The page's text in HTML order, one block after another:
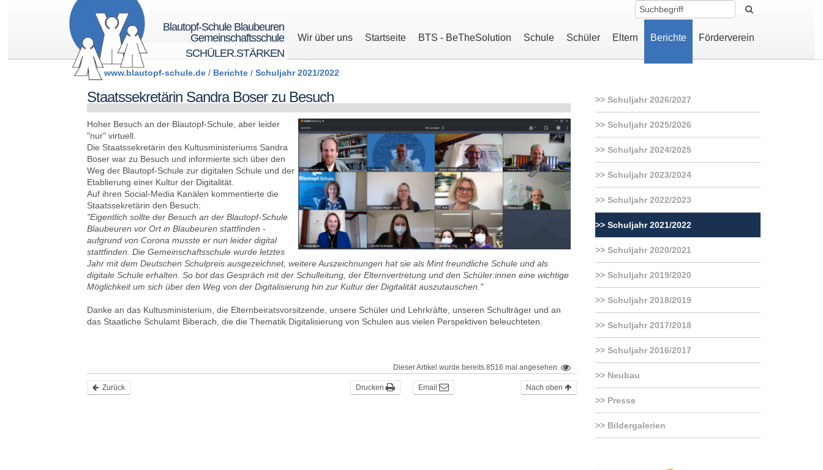
Blautopf-Schule Blaubeuren
Gemeinschaftsschule
SCHÜLER.STÄRKEN
Wir über uns Startseite BTS - BeTheSolution Schule Schüler Eltern Berichte Förderverein
www.blautopf-schule.de / Berichte / Schuljahr 2021/2022
Staatssekretärin Sandra Boser zu Besuch
Hoher Besuch an der Blautopf-Schule, aber leider
"nur" virtuell.
Die Staatssekretärin des Kultusministeriums Sandra
Boser war zu Besuch und informierte sich über den
Weg der Blautopf-Schule zur digitalen Schule und der
Etablierung einer Kultur der Digitalität.
Auf ihren Social-Media Kanälen kommentierte die
Staatssekretärin den Besuch:
"Eigentlich sollte der Besuch an der Blautopf-Schule
Blaubeuren vor Ort in Blaubeuren stattfinden -
aufgrund von Corona musste er nun leider digital
stattfinden. Die Gemeinschaftsschule wurde letztes
Jahr mit dem Deutschen Schulpreis ausgezeichnet, weitere Auszeichnungen hat sie als Mint freundliche Schule und als
digitale Schule erhalten. So bot das Gespräch mit der Schulleitung, der Elternvertretung und den Schüler:innen eine wichtige
Möglichkeit um sich über den Weg von der Digitalisierung hin zur Kultur der Digitalität auszutauschen."
Danke an das Kultusministerium, die Elternbeiratsvorsitzende, unsere Schüler und Lehrkräfte, unseren Schulträger und an
das Staatliche Schulamt Biberach, die die Thematik Digitalisierung von Schulen aus vielen Perspektiven beleuchteten.
Dieser Artikel wurde bereits 8516 mal angesehen.
Zurück Nach oben
Email
Drucken
Schuljahr 2026/2027
Schuljahr 2025/2026
Schuljahr 2024/2025
Schuljahr 2023/2024
Schuljahr 2022/2023
Schuljahr 2021/2022
Schuljahr 2020/2021
Schuljahr 2019/2020
Schuljahr 2018/2019
Schuljahr 2017/2018
Schuljahr 2016/2017
Neubau
Presse
Bildergalerien